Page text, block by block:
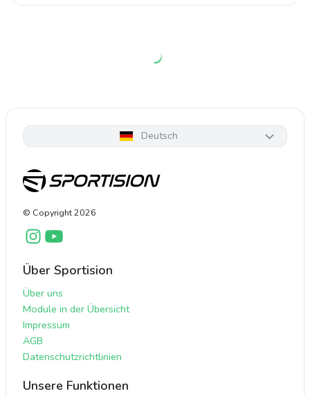
Deutsch
© Copyright2026
Über Sportision
Über uns
Module in der Übersicht
Impressum
AGB
Datenschutzrichtlinien
Unsere Funktionen